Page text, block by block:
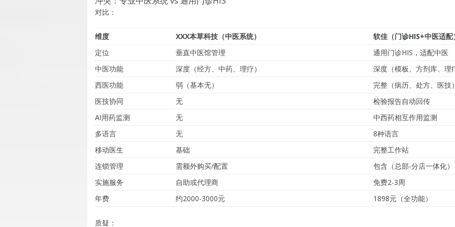
对比：
维度 XXX本草科技（中医系统）
软佳（门诊HIS+中医适配
定位
垂直中医馆管理
通用门诊HIS，适配中医
中医功能
深度（经方、中药、理疗）
深度（模板、方剂库、理
西医功能
弱（基本无）
完整（病历、处方、医技）
医技协同
无
检验报告自动回传
AI用药监测
无
中西药相互作用监测
多语言
无
8种语言
移动医生
基础
完整工作站
连锁管理
需额外购买/配置
包含（总部-分店一体化）
实施服务
自助或代理商
免费2-3周
年费
约2000-3000元 1898元（全功能）
质疑：